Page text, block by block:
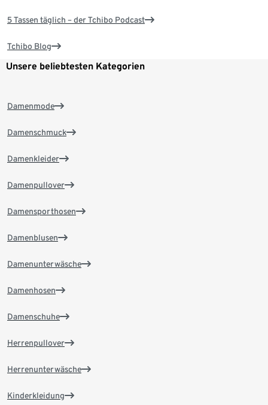
5 Tassen täglich – der Tchibo Podcast
Tchibo Blog
Unsere beliebtesten Kategorien
Damenmode
Damenschmuck
Damenkleider
Damenpullover
Damensporthosen
Damenblusen
Damenunterwäsche
Damenhosen
Damenschuhe
Herrenpullover
Herrenunterwäsche
Kinderkleidung